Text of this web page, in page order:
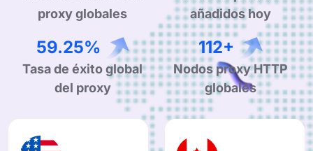
proxy globales
añadidos hoy
97.61%
Tasa de éxito global
del proxy
185+
Nodos proxy HTTP
globales